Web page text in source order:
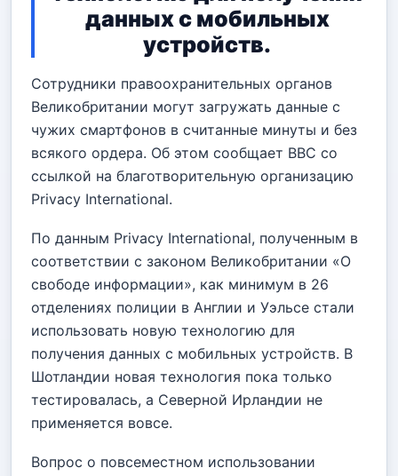
данных с мобильных
устройств.
Сотрудники правоохранительных органов
Великобритании могут загружать данные с
чужих смартфонов в считанные минуты и без
всякого ордера. Об этом сообщает BBC со
ссылкой на благотворительную организацию
Privacy International.
По данным Privacy International, полученным в
соответствии с законом Великобритании «О
свободе информации», как минимум в 26
отделениях полиции в Англии и Уэльсе стали
использовать новую технологию для
получения данных с мобильных устройств. В
Шотландии новая технология пока только
тестировалась, а Северной Ирландии не
применяется вовсе.
Вопрос о повсеместном использовании